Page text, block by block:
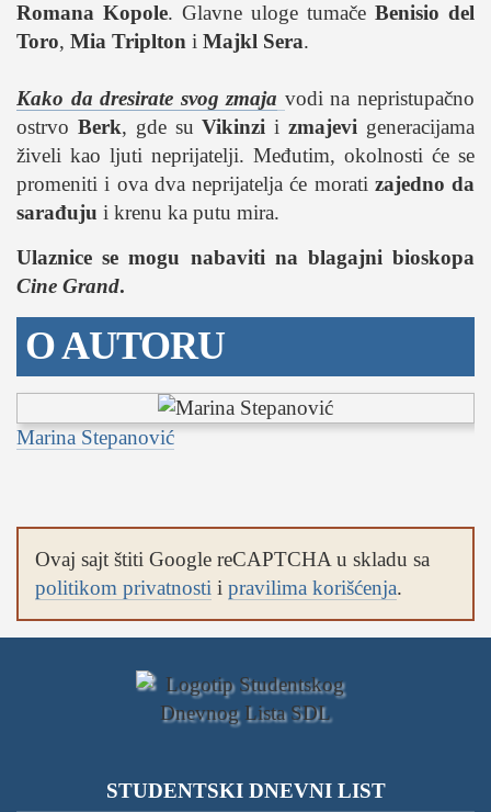
o nama
impresum
kontakt
Romana Kopole. Glavne uloge tumače Benisio del
Toro, Mia Triplton i Majkl Sera.
Kako da dresirate svog zmaja vodi na nepristupačno
ostrvo Berk, gde suVikinzi izmajevi generacijama
živeli kao ljuti neprijatelji. Međutim, okolnosti će se
promeniti i ova dva neprijatelja će morati zajedno da
sarađuju i krenu ka putu mira.
Ulaznice se mogu nabaviti na blagajni bioskopa
Cine Grand.
O AUTORU
Marina Stepanović
Ovaj sajt štiti Google reCAPTCHA u skladu sa
politikom privatnosti i pravilima korišćenja.
STUDENTSKI DNEVNI LIST